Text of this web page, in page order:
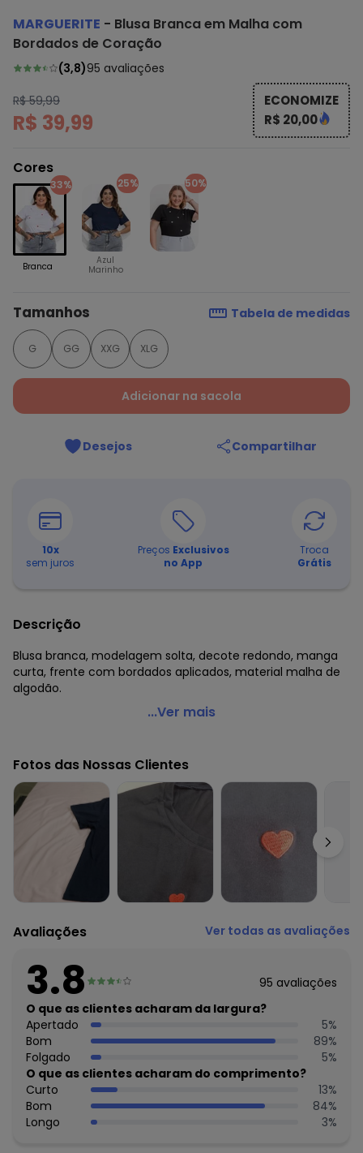
MARGUERITE - Blusa Branca em Malha com
Bordados de Coração
(3,8)95 avaliações
R$ 59,99
R$ 39,99
ECONOMIZE
R$ 20,00
Cores
33%
Branca
25%
Azul
Marinho
50%
Tamanhos Tabela de medidas
G GG XXG XLG
Adicionar na sacola
Desejos Compartilhar
10x
sem juros
Preços Exclusivos
no App
Troca
Grátis
Descrição
Blusa branca, modelagem solta, decote redondo, manga
curta, frente com bordados aplicados, material malha de
algodão.
Marguerite - Blusa Branca em Malha com Bordados de
Código do produto: 3747835
Modelagem: Solta
Decote frente: Redondo
Decote costas: Redondo
Comprimento da manga: Curta
Complemento: Bordado;
Comprimento: Tradicional
Material: Malha de Algodão
Estação: Ano Inteiro
Situação de Uso: Casual
O preço apresentado abaixo é o menor oferecido em
algum dia do mês, para o menor tamanho disponível.
agosto/2026
julho/2026 R$ 44,99
junho/2026 R$ 44,99
maio/2026 R$ 44,99
abril/2026 R$ 44,99
março/2026 R$ 44,99
fevereiro/2026 R$ 54,99
...Ver mais
Fotos das Nossas Clientes
Avaliações Ver todas as avaliações
3.8 95 avaliações
O que as clientes acharam da largura?
Apertado
5%
Bom
89%
Folgado
5%
O que as clientes acharam do comprimento?
Curto
13%
Bom
84%
Longo
3%